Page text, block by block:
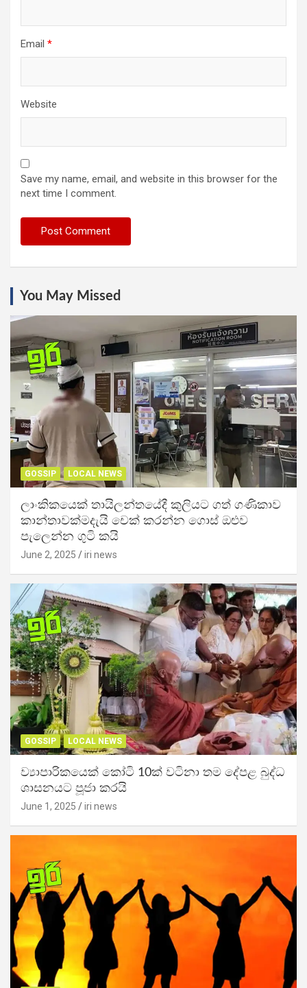
Email *
Website
Save my name, email, and website in this browser for the
next time I comment.
You May Missed
GOSSIP LOCAL NEWS
ලාංකිකයෙක් තායිලන්තයේදී කුලියට ගත් ගණිකාව
කාන්තාවක්මදැයි චෙක් කරන්න ගොස් ඔළුව
පැලෙන්න ගුටි කයි
June 2, 2025 iri news
GOSSIP LOCAL NEWS
ව්‍යාපාරිකයෙක් කෝටි 10ක් වටිනා තම දේපළ බුද්ධ
ශාසනයට පූජා කරයි
June 1, 2025 iri news